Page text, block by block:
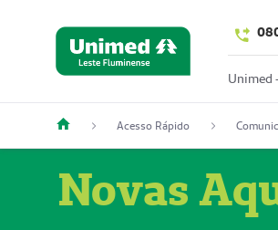
Unimed
Acesso Rápido
Novas